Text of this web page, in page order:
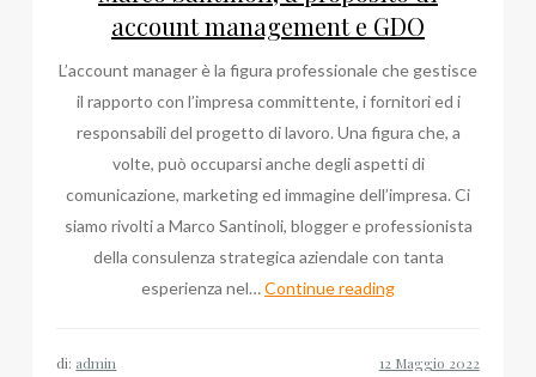
del
account management e GDO
L’account manager è la figura professionale che gestisce
il rapporto con l’impresa committente, i fornitori ed i
responsabili del progetto di lavoro. Una figura che, a
volte, può occuparsi anche degli aspetti di
comunicazione, marketing ed immagine dell’impresa. Ci
siamo rivolti a Marco Santinoli, blogger e professionista
della consulenza strategica aziendale con tanta
esperienza nel…Continue readingMarco
di: admin